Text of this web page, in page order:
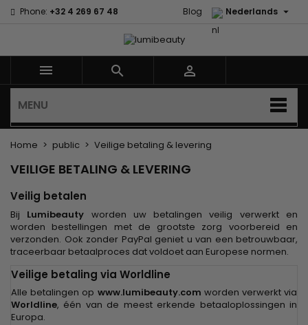
Phone: +32 4 269 67 48 Nederlands 
Blog
  
MENU
Home public Veilige betaling & levering
VEILIGE BETALING & LEVERING
Veilig betalen
Bij Lumibeauty worden uw betalingen veilig verwerkt en
worden bestellingen met de grootste zorg voorbereid en
verzonden. Ook zonder PayPal geniet u van een betrouwbaar,
traceerbaar betaalproces dat voldoet aan Europese normen.
Veilige betaling via Worldline
Alle betalingen op www.lumibeauty.com worden verwerkt via
Worldline, één van de meest erkende betaaloplossingen in
Europa.